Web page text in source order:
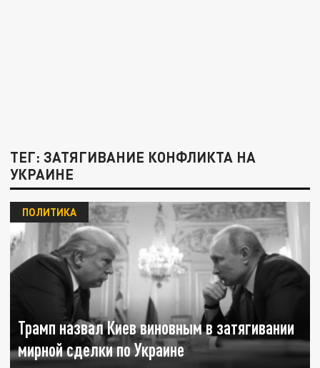
ТЕГ: ЗАТЯГИВАНИЕ КОНФЛИКТА НА
УКРАИНЕ
Трамп назвал Киев виновным в затягивании
мирной сделки по Украине
ПОЛИТИКА